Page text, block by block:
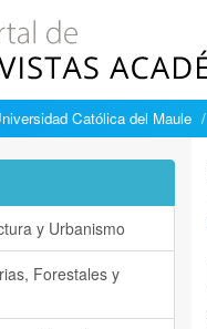
Católica del Maule
y Urbanismo
Forestales y